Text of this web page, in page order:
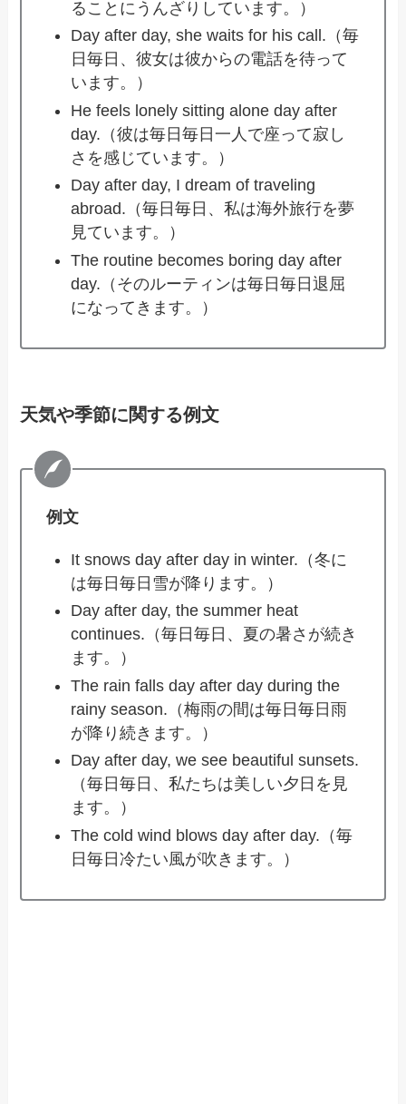
ることにうんざりしています。）
Day after day, she waits for his call.（毎
日毎日、彼女は彼からの電話を待って
います。）
He feels lonely sitting alone day after
day.（彼は毎日毎日一人で座って寂し
さを感じています。）
Day after day, I dream of traveling
abroad.（毎日毎日、私は海外旅行を夢
見ています。）
The routine becomes boring day after
day.（そのルーティンは毎日毎日退屈
になってきます。）
天気や季節に関する例文
例文
It snows day after day in winter.（冬に
は毎日毎日雪が降ります。）
Day after day, the summer heat
continues.（毎日毎日、夏の暑さが続き
ます。）
The rain falls day after day during the
rainy season.（梅雨の間は毎日毎日雨
が降り続きます。）
Day after day, we see beautiful sunsets.
（毎日毎日、私たちは美しい夕日を見
ます。）
The cold wind blows day after day.（毎
日毎日冷たい風が吹きます。）